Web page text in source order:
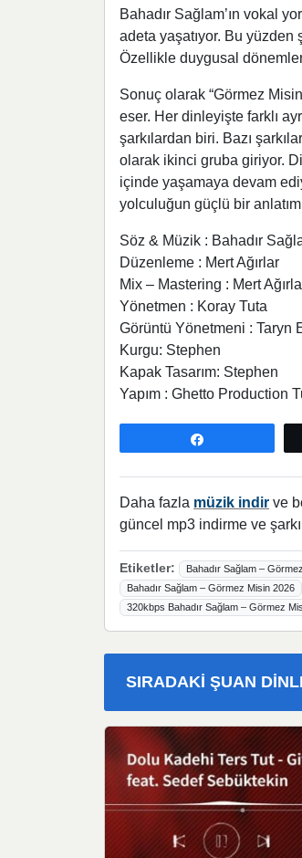
Bahadır Sağlam’ın vokal
adeta yaşatıyor. Bu yüzden
Özellikle duygusal
Sonuç olarak “Görmez
eser. Her dinleyişte farklı
şarkılardan biri. Bazı
olarak ikinci gruba giriyor.
içinde yaşamaya devam
yolculuğun güçlü bir
Söz & Müzik : Bahadır
Düzenleme : Mert Ağırlar
Mix – Mastering : Mert
Yönetmen : Koray Tuta
Görüntü Yönetmeni : Taryn
Kurgu: Stephen
Kapak Tasarım: Stephen
Yapım : Ghetto Production
Daha fazla müzik indir ve
güncel mp3 indirme ve
Etiketler: Bahadır Sağlam –
Bahadır Sağlam – Görmez Misin 2026
320kbps Bahadır Sağlam – Görmez
SIRADAKI ŞUAN